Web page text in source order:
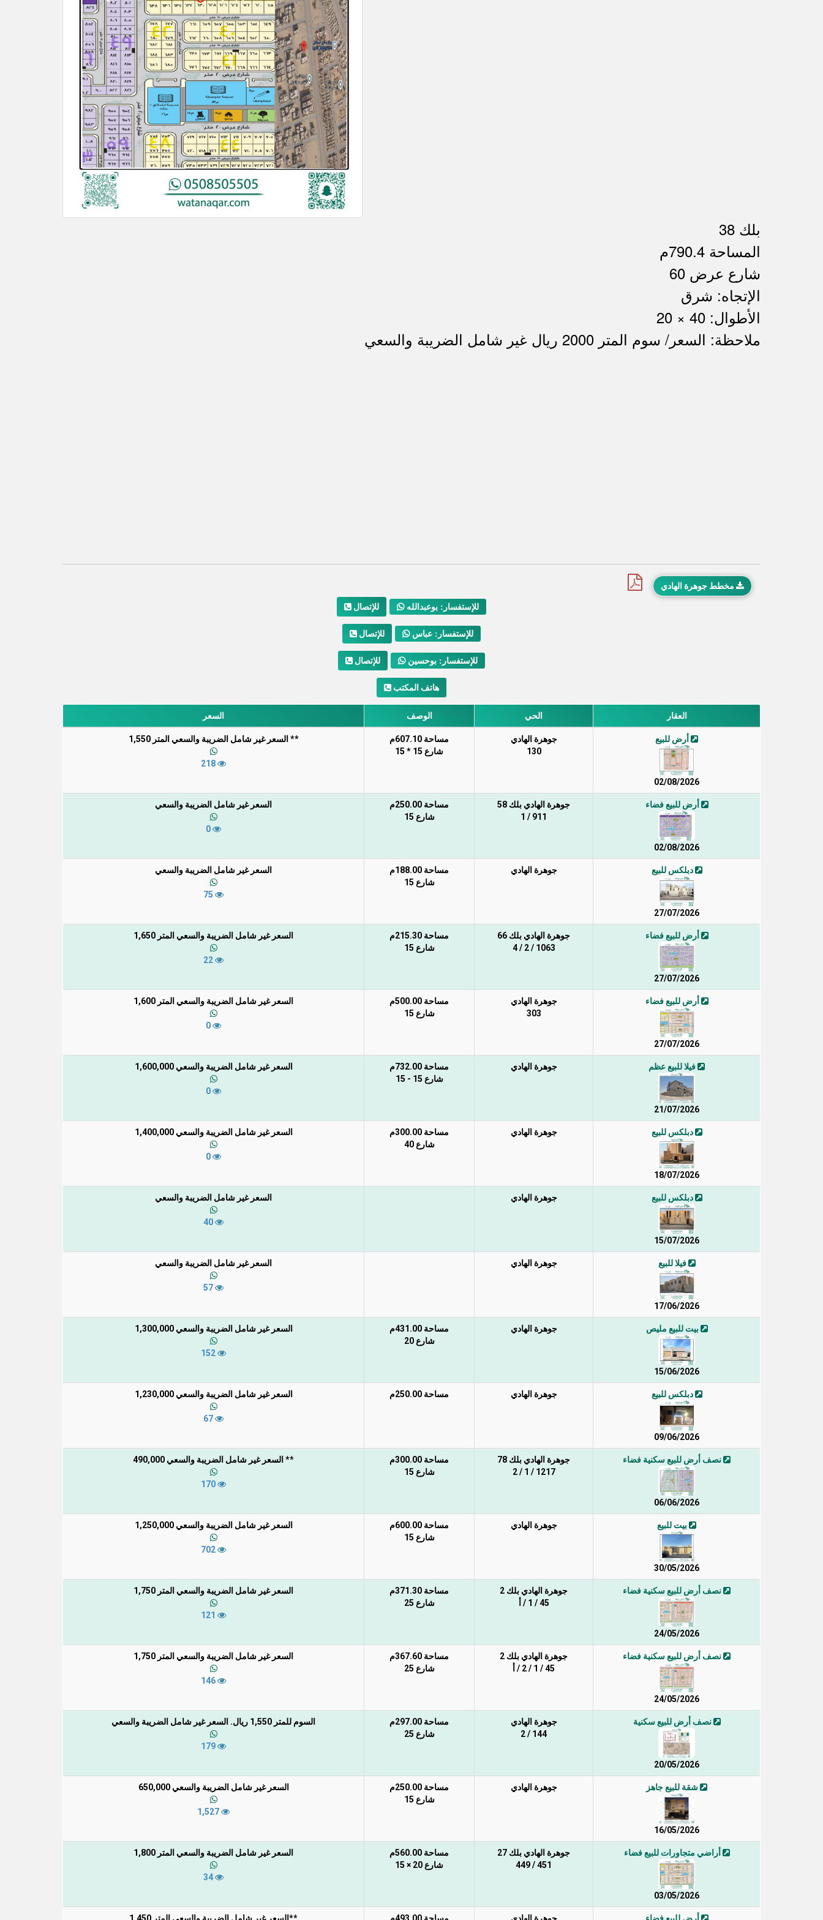
بلك 38
المساحة 790.4م
شارع عرض 60
الإتجاه: شرق
الأطوال: 40 × 20
ملاحظة: السعر/ سوم المتر 2000 ريال غير شامل الضريبة والسعي
مخطط جوهرة الهادي
للإتصال للإستفسار: بوعبدالله
للإتصال للإستفسار: عباس
للإتصال للإستفسار: بوحسين
هاتف المكتب
العقار الحي الوصف السعر
أرض للبيع
02/08/2026
جوهرة الهادي
130
مساحة 607.10م
شارع 15 * 15
** السعر غير شامل الضريبة والسعي المتر 1,550
أرض للبيع فضاء
02/08/2026
جوهرة الهادي بلك 58
911 / 1
مساحة 250.00م
شارع 15
السعر غير شامل الضريبة والسعي
دبلكس للبيع
27/07/2026
جوهرة الهادي
مساحة 188.00م
شارع 15
السعر غير شامل الضريبة والسعي
أرض للبيع فضاء
27/07/2026
جوهرة الهادي بلك 66
1063 / 2 / 4
مساحة 215.30م
شارع 15
السعر غير شامل الضريبة والسعي المتر 1,650
أرض للبيع فضاء
27/07/2026
جوهرة الهادي
303
مساحة 500.00م
شارع 15
السعر غير شامل الضريبة والسعي المتر 1,600
فيلا للبيع عظم
21/07/2026
جوهرة الهادي
مساحة 732.00م
شارع 15 - 15
السعر غير شامل الضريبة والسعي 1,600,000
دبلكس للبيع
18/07/2026
جوهرة الهادي
مساحة 300.00م
شارع 40
السعر غير شامل الضريبة والسعي 1,400,000
دبلكس للبيع
15/07/2026
جوهرة الهادي السعر غير شامل الضريبة والسعي
فيلا للبيع
17/06/2026
جوهرة الهادي السعر غير شامل الضريبة والسعي
بيت للبيع مليص
15/06/2026
جوهرة الهادي
مساحة 431.00م
شارع 20
السعر غير شامل الضريبة والسعي 1,300,000
دبلكس للبيع
09/06/2026
جوهرة الهادي مساحة 250.00م السعر غير شامل الضريبة والسعي 1,230,000
نصف أرض للبيع سكنية فضاء
06/06/2026
جوهرة الهادي بلك 78
1217 / 1 / 2
مساحة 300.00م
شارع 15
** السعر غير شامل الضريبة والسعي 490,000
بيت للبيع
30/05/2026
جوهرة الهادي
مساحة 600.00م
شارع 15
السعر غير شامل الضريبة والسعي 1,250,000
نصف أرض للبيع سكنية فضاء
24/05/2026
جوهرة الهادي بلك 2
45 / 1 / أ
مساحة 371.30م
شارع 25
السعر غير شامل الضريبة والسعي المتر 1,750
نصف أرض للبيع سكنية فضاء
24/05/2026
جوهرة الهادي بلك 2
45 / 1 / 2 / أ
مساحة 367.60م
شارع 25
السعر غير شامل الضريبة والسعي المتر 1,750
نصف أرض للبيع سكنية
20/05/2026
جوهرة الهادي
144 / 2
مساحة 297.00م
شارع 25
السوم للمتر 1,550 ريال. السعر غير شامل الضريبة والسعي
شقة للبيع جاهز
16/05/2026
جوهرة الهادي
مساحة 250.00م
شارع 15
السعر غير شامل الضريبة والسعي 650,000
أراضي متجاورات للبيع فضاء
03/05/2026
جوهرة الهادي بلك 27
451 / 449
مساحة 560.00م
شارع 20 × 15
السعر غير شامل الضريبة والسعي المتر 1,800